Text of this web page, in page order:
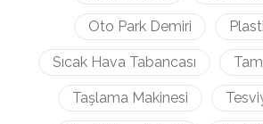
Oto Park Demiri
Sıcak Hava Tabancası
Taşlama Makinesi